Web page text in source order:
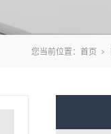
您当前位置： 首页